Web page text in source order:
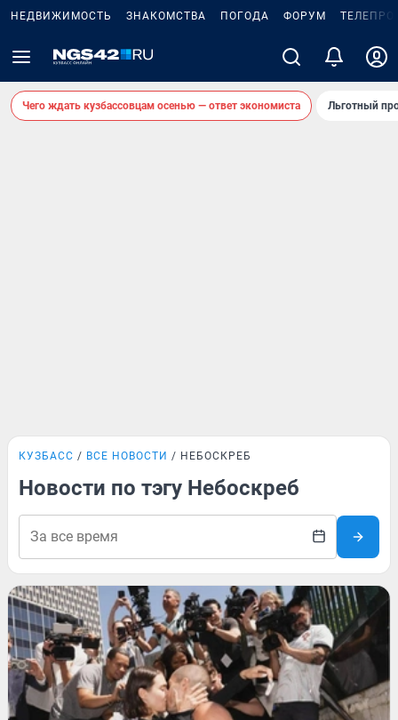
НЕДВИЖИМОСТЬ ЗНАКОМСТВА ПОГОДА ФОРУМ
Чего ждать кузбассовцам осенью — ответ экономиста Льготный
КУЗБАСС ВСЕ НОВОСТИ НЕБОСКРЕБ
Новости по тэгу Небоскреб